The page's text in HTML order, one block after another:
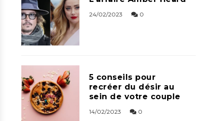
24/02/2023 0
5 conseils pour
recréer du désir au
sein de votre couple
14/02/2023 0